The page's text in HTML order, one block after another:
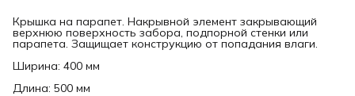
Крышка на парапет. Накрывной элемент закрывающий
верхнюю поверхность забора, подпорной стенки или
парапета. Защищает конструкцию от попадания влаги.
Ширина: 400 мм
Длина: 500 мм